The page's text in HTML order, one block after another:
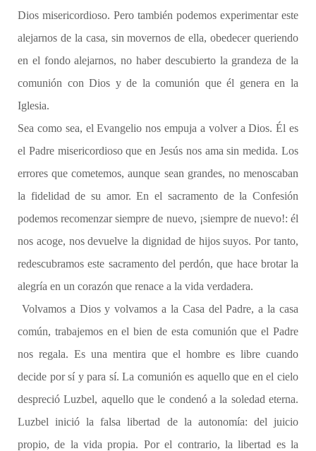
Dios misericordioso. Pero también podemos experimentar este
alejarnos de la casa, sin movernos de ella, obedecer queriendo
en el fondo alejarnos, no haber descubierto la grandeza de la
comunión con Dios y de la comunión que él genera en la
Iglesia.
Sea como sea, el Evangelio nos empuja a volver a Dios. Él es
el Padre misericordioso que en Jesús nos ama sin medida. Los
errores que cometemos, aunque sean grandes, no menoscaban
la fidelidad de su amor. En el sacramento de la Confesión
podemos recomenzar siempre de nuevo, ¡siempre de nuevo!: él
nos acoge, nos devuelve la dignidad de hijos suyos. Por tanto,
redescubramos este sacramento del perdón, que hace brotar la
alegría en un corazón que renace a la vida verdadera.
Volvamos a Dios y volvamos a la Casa del Padre, a la casa
común, trabajemos en el bien de esta comunión que el Padre
nos regala. Es una mentira que el hombre es libre cuando
decide por sí y para sí. La comunión es aquello que en el cielo
despreció Luzbel, aquello que le condenó a la soledad eterna.
Luzbel inició la falsa libertad de la autonomía: del juicio
propio, de la vida propia. Por el contrario, la libertad es la